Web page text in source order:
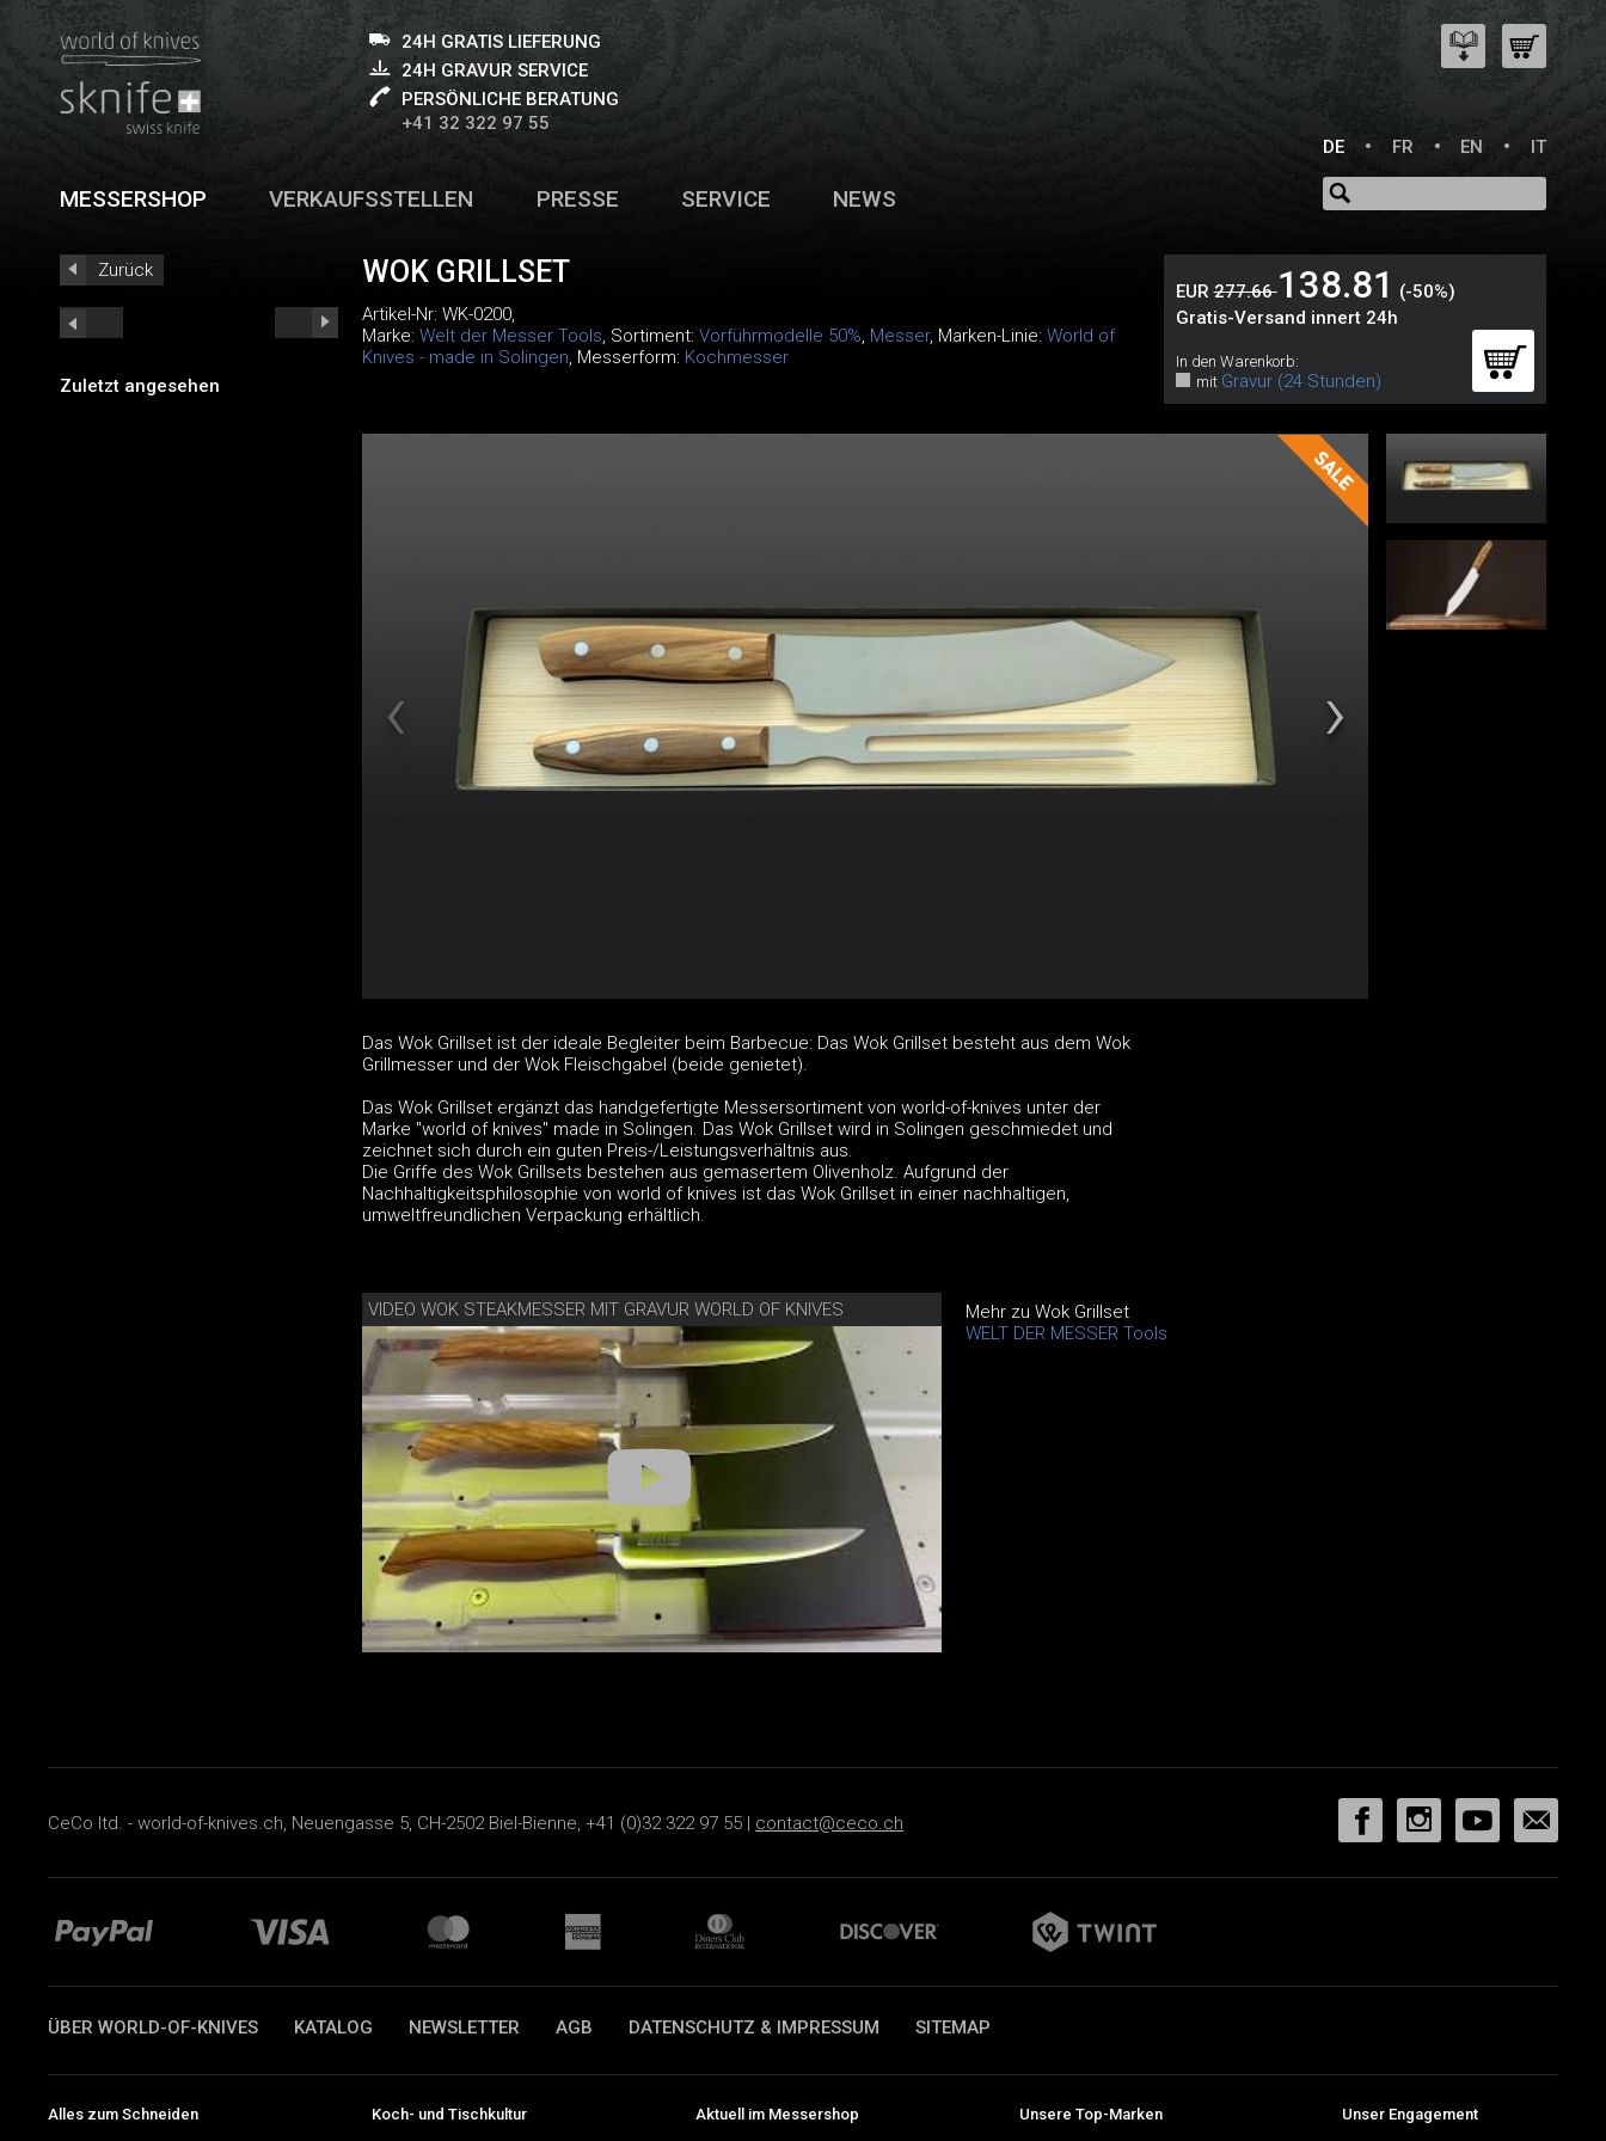
24H GRATIS LIEFERUNG
24H GRAVUR SERVICE
PERSÖNLICHE BERATUNG
+41 32 322 97 55
DE
FR EN IT
MESSERSHOP VERKAUFSSTELLEN PRESSE SERVICE NEWS
Zurück
Zuletzt angesehen
WOK GRILLSET
Artikel-Nr: WK-0200,
Marke: Welt der Messer Tools, Sortiment: Vorführmodelle 50%, Messer, Marken-Linie: World of
Knives - made in Solingen, Messerform: Kochmesser
EUR277.66138.81
(-50%)
Gratis-Versand innert 24h
In den Warenkorb:
mit Gravur (24 Stunden)
Das Wok Grillset ist der ideale Begleiter beim Barbecue: Das Wok Grillset besteht aus dem Wok
Grillmesser und der Wok Fleischgabel (beide genietet).
Das Wok Grillset ergänzt das handgefertigte Messersortiment von world-of-knives unter der
Marke "world of knives" made in Solingen. Das Wok Grillset wird in Solingen geschmiedet und
zeichnet sich durch ein guten Preis-/Leistungsverhältnis aus.
Die Griffe des Wok Grillsets bestehen aus gemasertem Olivenholz. Aufgrund der
Nachhaltigkeitsphilosophie von world of knives ist das Wok Grillset in einer nachhaltigen,
umweltfreundlichen Verpackung erhältlich.
VIDEO WOK STEAKMESSER MIT GRAVUR WORLD OF KNIVES
Mehr zu Wok Grillset
WELT DER MESSER Tools
CeCo ltd. - world-of-knives.ch, Neuengasse 5, CH-2502 Biel-Bienne, +41 (0)32 322 97 55 | contact@ceco.ch
ÜBER WORLD-OF-KNIVES KATALOG NEWSLETTER AGB DATENSCHUTZ & IMPRESSUM SITEMAP
Alles zum Schneiden Koch- und Tischkultur Aktuell im Messershop Unsere Top-Marken Unser Engagement